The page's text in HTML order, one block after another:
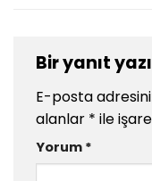
Bir yanıt
E-posta
alanlar * ile
Yorum *